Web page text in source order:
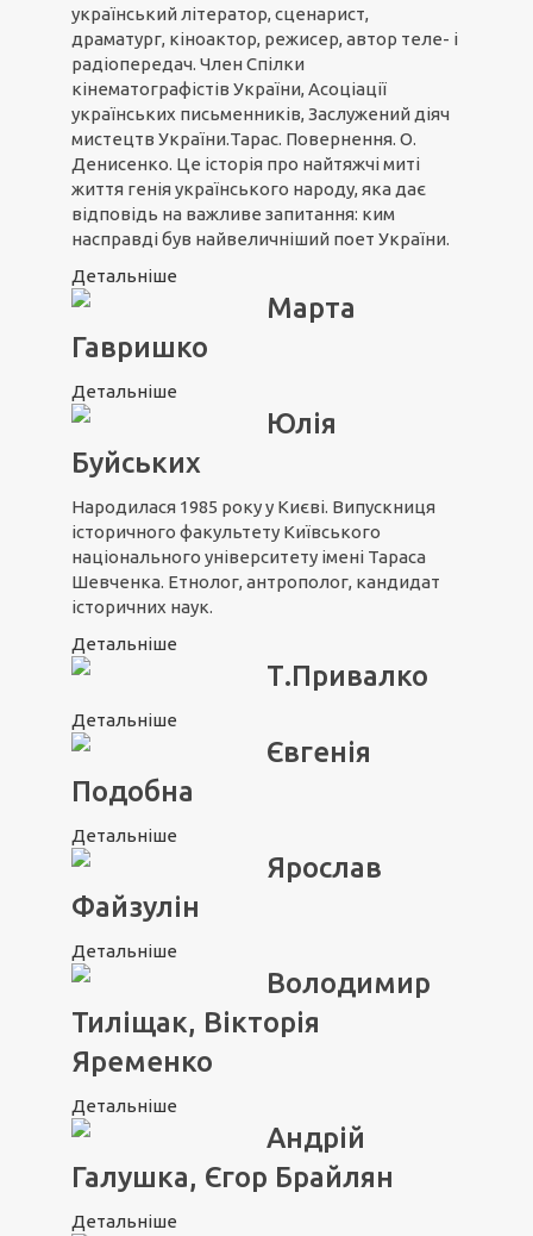
український літератор, сценарист,
драматург, кіноактор, режисер, автор теле- і
радіопередач. Член Спілки
кінематографістів України, Асоціації
українських письменників, Заслужений діяч
мистецтв України.Тарас. Повернення. О.
Денисенко. Це історія про найтяжчі миті
життя генія українського народу, яка дає
відповідь на важливе запитання: ким
насправді був найвеличніший поет України.
Детальніше
Марта
Гавришко
Детальніше
Юлія
Буйських
Народилася 1985 року у Києві. Випускниця
історичного факультету Київського
національного університету імені Тараса
Шевченка. Етнолог, антрополог, кандидат
історичних наук.
Детальніше
Т.Привалко
Детальніше
Євгенія
Подобна
Детальніше
Ярослав
Файзулін
Детальніше
Володимир
Тиліщак, Вікторія
Яременко
Детальніше
Андрій
Галушка, Єгор Брайлян
Детальніше